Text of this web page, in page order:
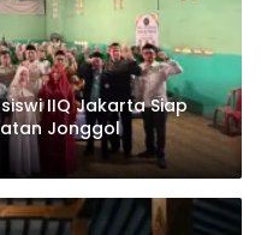
IIQ Jakarta Siap
Jonggol